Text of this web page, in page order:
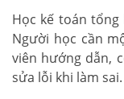
Học kế toán
Người học cần
viên hướng dẫn,
sửa lỗi khi làm sai.